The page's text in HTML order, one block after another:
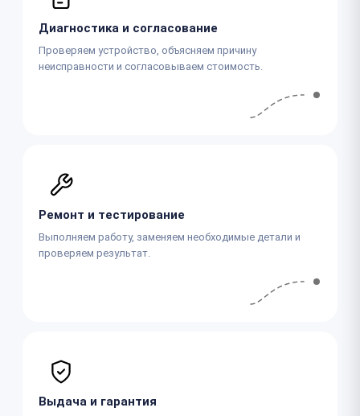
Диагностика и согласование
Проверяем устройство, объясняем причину
неисправности и согласовываем стоимость.
Ремонт и тестирование
Выполняем работу, заменяем необходимые детали и
проверяем результат.
Выдача и гарантия